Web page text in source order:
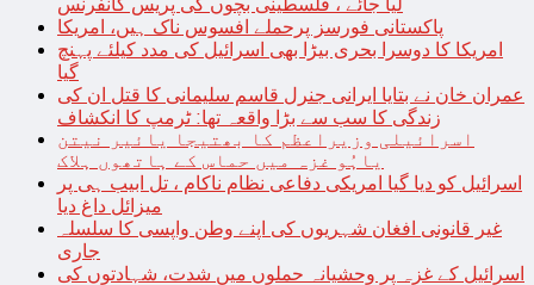
لیا جائے ، فلسطینی بچوں کی پریس کانفرنس
پاکستانی فورسز پرحملے افسوس ناک ہیں، امریکا
امریکا کا دوسرا بحری بیڑا بھی اسرائیل کی مدد کیلئے پہنچ
گیا
عمران خان نے بتایا ایرانی جنرل قاسم سلیمانی کا قتل ان کی
زندگی کا سب سے بڑا واقعہ تھا: ٹرمپ کا انکشاف
اسرائیلی وزیراعظم کا بھتیجا یائیر نیتن
یاہُو غزہ میں حماس کے ہاتھوں ہلاک
اسرائیل کو دیا گیا امریکی دفاعی نظام ناکام ، تل ابیب ہی پر
میزائل داغ دیا
غیر قانونی افغان شہریوں کی اپنے وطن واپسی کا سلسلہ
جاری
اسرائیل کے غزہ پر وحشیانہ حملوں میں شدت، شہادتوں کی